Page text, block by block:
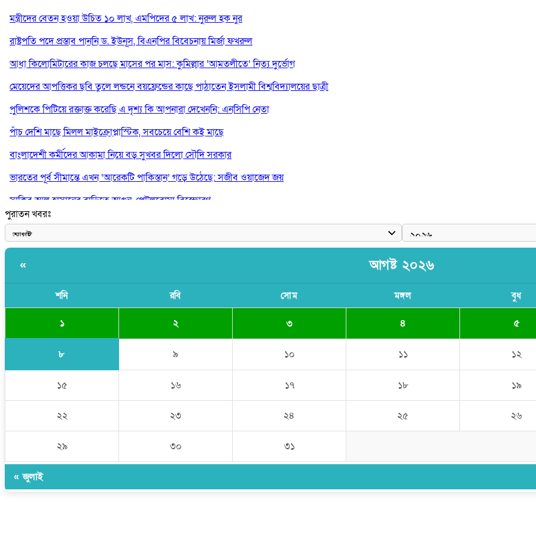
মন্ত্রীদের বেতন হওয়া উচিত ১০ লাখ, এমপিদের ৫ লাখ: নুরুল হক নুর
রাষ্ট্রপতি পদে প্রস্তাব পাননি ড. ইউনূস, বিএনপির বিবেচনায় মির্জা ফখরুল
আধা কিলোমিটারের কাজ চলছে মাসের পর মাস: কুমিল্লার ‘আমতলীতে’ নিত্য দুর্ভোগ
মেয়েদের আপত্তিকর ছবি তুলে লন্ডনে বয়ফ্রেন্ডের কাছে পাঠাতেন ইসলামী বিশ্ববিদ্যালয়ের ছাত্রী
পুলিশকে পিটিয়ে রক্তাক্ত করেছি এ দৃশ্য কি আপনারা দেখেননি: এনসিপি নেতা
পাঁচ দেশি মাছে মিলল মাইক্রোপ্লাস্টিক, সবচেয়ে বেশি কই মাছে
বাংলাদেশী কর্মীদের আকামা নিয়ে বড় সুখবর দিলো সৌদি সরকার
ভারতের পূর্ব সীমান্তে এখন ‘আরেকটি পাকিস্তান’ গড়ে উঠেছে: সজীব ওয়াজেদ জয়
সাকিব আল হাসানের বাড়িতে আগুন, পেট্রলবোমা বিস্ফোরণ
যে ডকুমেন্টারিতে আবু সাঈদের ছবি নেই, সেটা কোনো ডকুমেন্টারি নয়: ভারপ্রাপ্ত রাষ্ট্রপতি
পুরাতন খবরঃ
« আগষ্ট ২০২৬
শনি রবি সোম মঙ্গল বুধ
১ ২ ৩ ৪ ৫
৮ ৯ ১০ ১১ ১২
১৫ ১৬ ১৭ ১৮ ১৯
২২ ২৩ ২৪ ২৫ ২৬
২৯ ৩০ ৩১
« জুলাই